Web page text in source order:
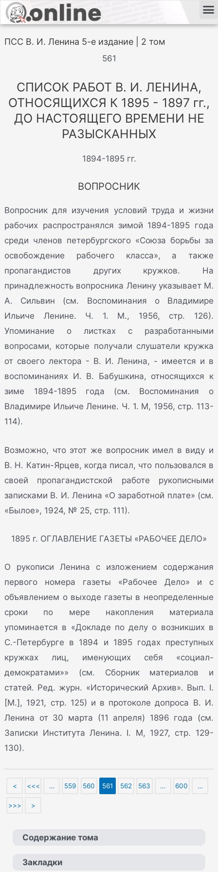
ПСС В. И. Ленина 5-е издание | 2 том
561
СПИСОК РАБОТ В. И. ЛЕНИНА,
ОТНОСЯЩИХСЯ К 1895 - 1897 гг.,
ДО НАСТОЯЩЕГО ВРЕМЕНИ НЕ
РАЗЫСКАННЫХ
1894-1895 гг.
ВОПРОСНИК
Вопросник для изучения условий труда и жизни
рабочих распространялся зимой 1894-1895 года
среди членов петербургского «Союза борьбы за
освобождение рабочего класса», а также
пропагандистов других кружков. На
принадлежность вопросника Ленину указывает М.
А. Сильвин (см. Воспоминания о Владимире
Ильиче Ленине. Ч. 1. М., 1956, стр. 126).
Упоминание о листках с разработанными
вопросами, которые получали слушатели кружка
от своего лектора - В. И. Ленина, - имеется и в
воспоминаниях И. В. Бабушкина, относящихся к
зиме 1894-1895 года (см. Воспоминания о
Владимире Ильиче Ленине. Ч. 1. М, 1956, стр. 113-
114).
Возможно, что этот же вопросник имел в виду и
В. Н. Катин-Ярцев, когда писал, что пользовался в
своей пропагандистской работе рукописными
записками В. И. Ленина «О заработной плате» (см.
«Былое», 1924, № 25, стр. 111).
1895 г. ОГЛАВЛЕНИЕ ГАЗЕТЫ «РАБОЧЕЕ ДЕЛО»
О рукописи Ленина с изложением содержания
первого номера газеты «Рабочее Дело» и с
объявлением о выходе газеты в неопределенные
сроки по мере накопления материала
упоминается в «Докладе по делу о возникших в
С.-Петербурге в 1894 и 1895 годах преступных
кружках лиц, именующих себя «социал-
демократами»» (см. Сборник материалов и
статей. Ред. журн. «Исторический Архив». Вып. I.
[M.], 1921, стр. 125) и в протоколе допроса В. И.
Ленина от 30 марта (11 апреля) 1896 года (см.
Записки Института Ленина. I. M, 1927, стр. 129-
130).
< <<< … 559 560 561 562 563 … 600 …
>>> >
Содержание тома
Закладки